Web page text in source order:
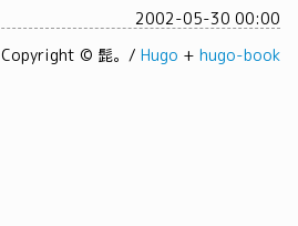
2002-05-30 00:00
Copyright © 髭。/ Hugo + hugo-book